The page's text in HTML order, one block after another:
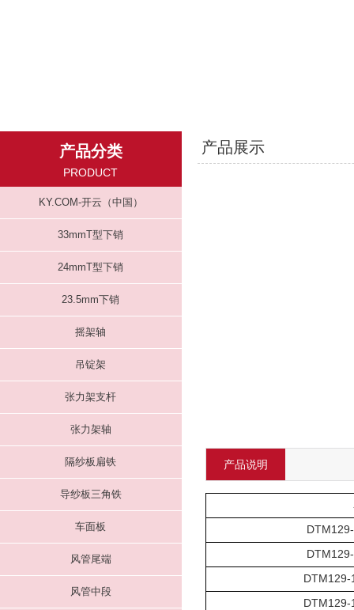
产品分类
PRODUCT
KY.COM-开云（中国）
33mmT型下销
24mmT型下销
23.5mm下销
摇架轴
吊锭架
张力架支杆
张力架轴
隔纱板扁铁
导纱板三角铁
车面板
风管尾端
风管中段
产品展示
产品说明
DTM129-
DTM129-